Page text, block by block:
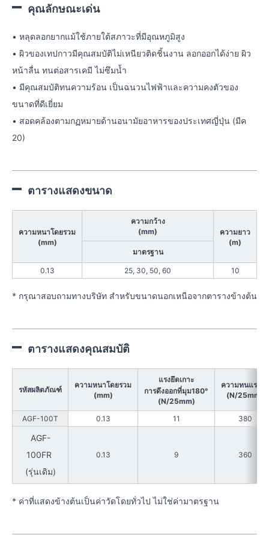
คุณลักษณะเด่น
• หลุดลอกยากแม้ใช้ภายใต้สภาวะที่มีอุณหภูมิสูง
• ผิวของเทปกาวมีคุณสมบัติไม่เหนียวติดชิ้นงาน ลอกออกได้ง่าย ผิว
หน้าลื่น ทนต่อสารเคมี ไม่ซึมน้ำ
• มีคุณสมบัติทนความร้อน เป็นฉนวนไฟฟ้าและความคงตัวของ
ขนาดที่ดีเยี่ยม
• สอดคล้องตามกฏหมายด้านอนามัยอาหารของประเทศญี่ปุ่น (มีค
20)
ตารางแสดงขนาด
ความหนาโดยรวม
(mm)
ความกว้าง
(mm)
ความยาว
(m)
มาตรฐาน
0.13 25, 30, 50, 60 10
* กรุณาสอบถามทางบริษัท สำหรับขนาดนอกเหนือจากตารางข้างต้น
ตารางแสดงคุณสมบัติ
รหัสผลิตภัณฑ์
ความหนาโดยรวม
(mm)
แรงยึดเกาะ
การดึงออกที่มุม180°
(N/25mm)
ความทนแรงดึง
(N/25mm)
AGF-100T 0.13 11 380
AGF-
100FR
(รุ่นเดิม)
0.13 9 360
* ค่าที่แสดงข้างต้นเป็นค่าวัดโดยทั่วไป ไม่ใช่ค่ามาตรฐาน